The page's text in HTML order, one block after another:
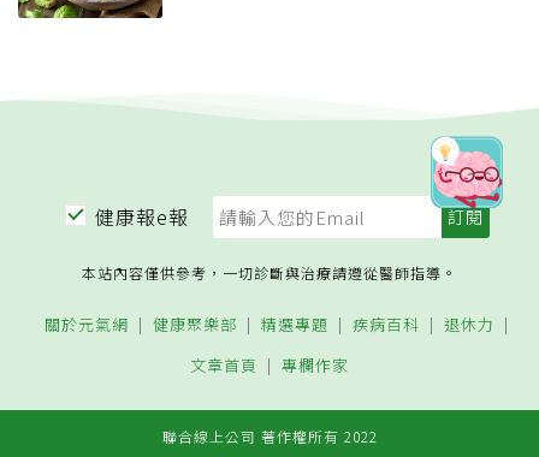
健康報e報
本站內容僅供參考，一切診斷與治療請遵從醫師指導。
關於元氣網 健康聚樂部 精選專題 疾病百科
退休力
文章首頁
專欄作家
聯合線上公司 著作權所有 2022